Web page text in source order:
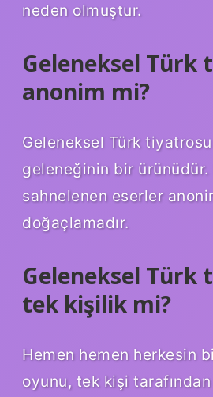
neden olmuştur.
Geleneksel Türk
anonim mi?
Geleneksel Türk
geleneğinin bir
sahnelenen eserler
doğaçlamadır.
Geleneksel Türk
tek kişilik mi?
Hemen hemen herkesin
oyunu, tek kişi